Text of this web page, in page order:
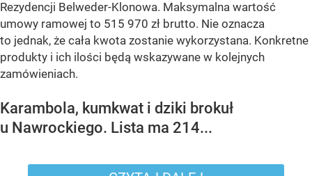
Rezydencji Belweder-Klonowa. Maksymalna wartość
umowy ramowej to 515 970 zł brutto. Nie oznacza
to jednak, że cała kwota zostanie wykorzystana. Konkretne
produkty i ich ilości będą wskazywane w kolejnych
zamówieniach.
Karambola, kumkwat i dziki brokuł
u Nawrockiego. Lista ma 214...